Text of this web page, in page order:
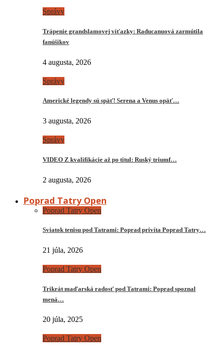
Správy
Trápenie grandslamovej víťazky: Raducanuová zarmútila
fanúšikov
4 augusta, 2026
Správy
Americké legendy sú späť! Serena a Venus opäť…
3 augusta, 2026
Správy
VIDEO Z kvalifikácie až po titul: Ruský triumf…
2 augusta, 2026
Poprad Tatry Open
Poprad Tatry Open
Sviatok tenisu pod Tatrami: Poprad privíta Poprad Tatry…
21 júla, 2026
Poprad Tatry Open
Trikrát maďarská radosť pod Tatrami: Poprad spoznal
mená…
20 júla, 2025
Poprad Tatry Open